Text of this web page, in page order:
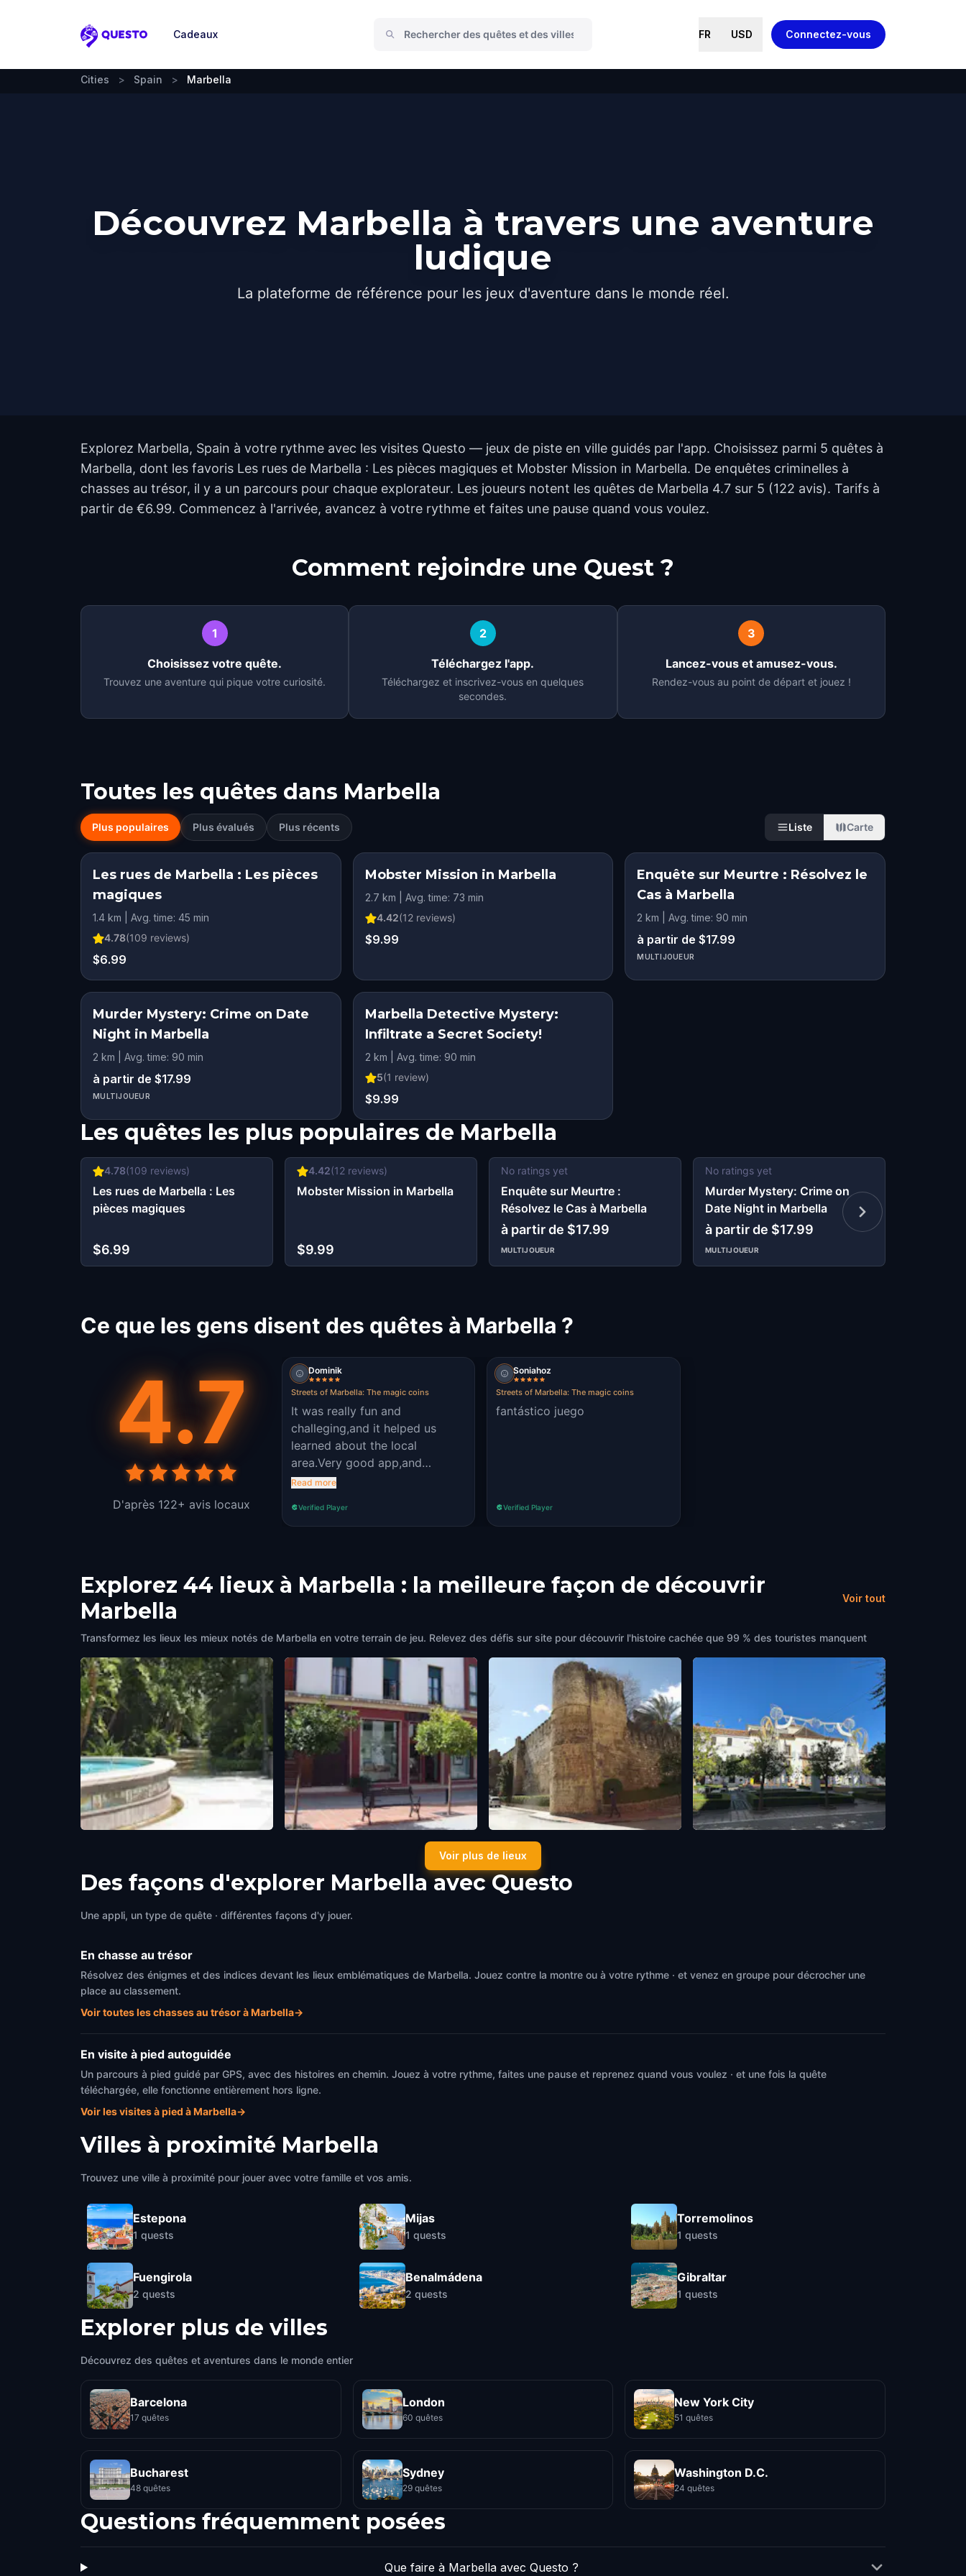
Questo
Cadeaux FR USD Connectez-vous
Cities > Spain > Marbella
Découvrez Marbella à travers une aventure
ludique
La plateforme de référence pour les jeux d'aventure dans le monde réel.
Explorez Marbella, Spain à votre rythme avec les visites Questo — jeux de piste en ville guidés par l'app. Choisissez parmi 5 quêtes à
Marbella, dont les favoris Les rues de Marbella : Les pièces magiques et Mobster Mission in Marbella. De enquêtes criminelles à
chasses au trésor, il y a un parcours pour chaque explorateur. Les joueurs notent les quêtes de Marbella 4.7 sur 5 (122 avis). Tarifs à
partir de €6.99. Commencez à l'arrivée, avancez à votre rythme et faites une pause quand vous voulez.
Comment rejoindre une Quest ?
1
Choisissez votre quête.
Trouvez une aventure qui pique votre curiosité.
2
Téléchargez l'app.
Téléchargez et inscrivez-vous en quelques
secondes.
3
Lancez-vous et amusez-vous.
Rendez-vous au point de départ et jouez !
Toutes les quêtes dans Marbella
Plus populaires Plus évalués Plus récents Liste Carte
Les rues de Marbella : Les pièces
magiques
1.4 km | Avg. time: 45 min
4.78(109 reviews)
$6.99
Mobster Mission in Marbella
2.7 km | Avg. time: 73 min
4.42(12reviews)
$9.99
Enquête sur Meurtre : Résolvez le
Cas à Marbella
2 km | Avg. time: 90 min
à partir de $17.99
MULTIJOUEUR
Murder Mystery: Crime on Date
Night in Marbella
2 km | Avg. time: 90 min
à partir de $17.99
MULTIJOUEUR
Marbella Detective Mystery:
Infiltrate a Secret Society!
2 km | Avg. time: 90 min
5(1 review)
$9.99
Les quêtes les plus populaires de Marbella
4.78(109 reviews)
Les rues de Marbella : Les
pièces magiques
$6.99
4.42(12 reviews)
Mobster Mission in Marbella
$9.99
No ratings yet
Enquête sur Meurtre :
Résolvez le Cas à Marbella
à partir de $17.99
MULTIJOUEUR
No ratings yet
Murder Mystery: Crime on
Date Night in Marbella
à partir de $17.99
MULTIJOUEUR
Ce que les gens disent des quêtes à Marbella ?
4.7
D'après 122+ avis locaux
Dominik
Streets of Marbella: The magic coins
It was really fun and
challeging,and it helped us
learned about the local
area.Very good app,and
experience.
Read more
Verified Player
Soniahoz
Streets of Marbella: The magic coins
fantástico juego
Verified Player
Explorez 44 lieux à Marbella : la meilleure façon de découvrir
Marbella
Voir tout
Transformez les lieux les mieux notés de Marbella en votre terrain de jeu. Relevez des défis sur site pour découvrir l'histoire cachée que 99 % des touristes manquent
PLAZA PRACTICANTE MANUEL
,Spain
Muralla Urbana de Marbella
Marbella
Voir plus de lieux
Des façons d'explorer Marbella avec Questo
Une appli, un type de quête · différentes façons d'y jouer.
En chasse au trésor
Résolvez des énigmes et des indices devant les lieux emblématiques de Marbella. Jouez contre la montre ou à votre rythme · et venez en groupe pour décrocher une
place au classement.
Voir toutes les chasses au trésor à Marbella→
En visite à pied autoguidée
Un parcours à pied guidé par GPS, avec des histoires en chemin. Jouez à votre rythme, faites une pause et reprenez quand vous voulez · et une fois la quête
téléchargée, elle fonctionne entièrement hors ligne.
Voir les visites à pied à Marbella→
Villes à proximité Marbella
Trouvez une ville à proximité pour jouer avec votre famille et vos amis.
Estepona
1 quests
Fuengirola
2 quests
Mijas
1 quests
Benalmádena
2 quests
Torremolinos
1 quests
Gibraltar
1 quests
Explorer plus de villes
Découvrez des quêtes et aventures dans le monde entier
Barcelona
17 quêtes
London
60 quêtes
New York City
51 quêtes
Bucharest
48 quêtes
Sydney
29 quêtes
Washington D.C.
24 quêtes
Questions fréquemment posées
Que faire à Marbella avec Questo ?